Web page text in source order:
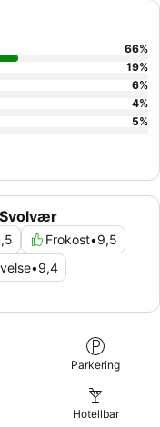
Frokost•9,5
•9,4
66%
19%
6%
4%
5%
Parkering
Hotellbar